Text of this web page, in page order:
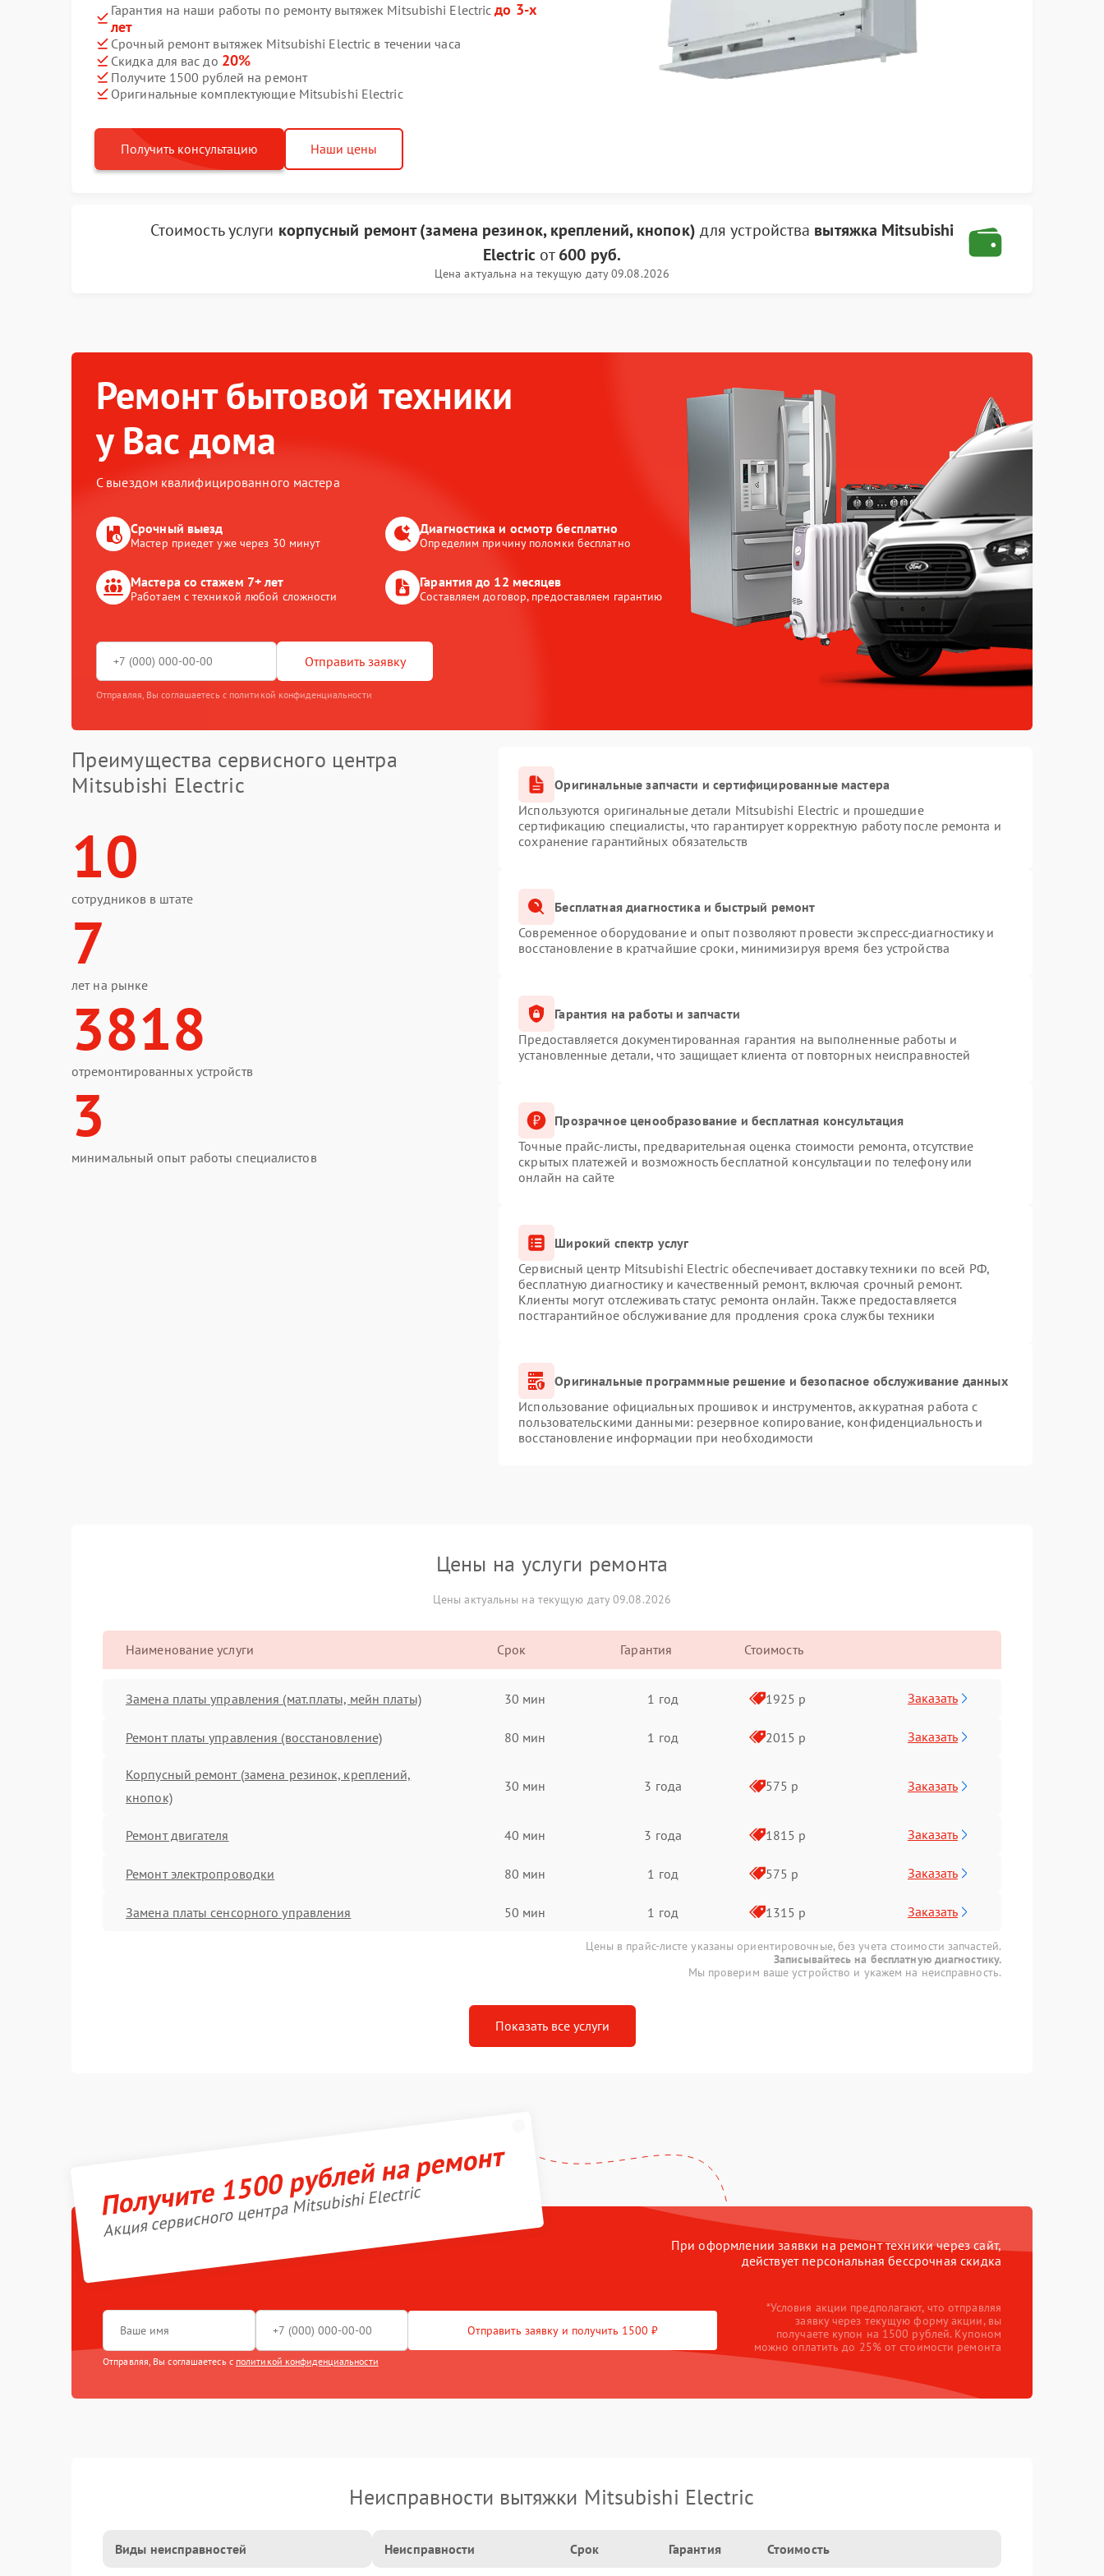
Гарантия на наши работы по ремонту вытяжек Mitsubishi Electricдо 3-х
лет
Срочный ремонт вытяжек Mitsubishi Electric в течении часа
Скидка для вас до 20%
Получите 1500 рублей на ремонт
Оригинальные комплектующие Mitsubishi Electric
Получить консультацию Наши цены
Стоимость услуги корпусный ремонт (замена резинок, креплений, кнопок) для устройства вытяжка Mitsubishi
Electric от600 руб.
Цена актуальна на текущую дату 09.08.2026
Ремонт бытовой техники
у Вас дома
С выездом квалифицированного мастера
Срочный выезд
Мастер приедет уже через 30 минут
Диагностика и осмотр бесплатно
Определим причину поломки бесплатно
Мастера со стажем 7+ лет
Работаем с техникой любой сложности
Гарантия до 12 месяцев
Составляем договор, предоставляем гарантию
Отправить заявку
Отправляя, Вы соглашаетесь с политикой конфиденциальности
Преимущества сервисного центра
Mitsubishi Electric
10
сотрудников в штате
7
лет на рынке
3818
отремонтированных устройств
3
минимальный опыт работы специалистов
Оригинальные запчасти и сертифицированные мастера
Используются оригинальные детали Mitsubishi Electric и прошедшие
сертификацию специалисты, что гарантирует корректную работу после ремонта и
сохранение гарантийных обязательств
Бесплатная диагностика и быстрый ремонт
Современное оборудование и опыт позволяют провести экспресс-диагностику и
восстановление в кратчайшие сроки, минимизируя время без устройства
Гарантия на работы и запчасти
Предоставляется документированная гарантия на выполненные работы и
установленные детали, что защищает клиента от повторных неисправностей
Прозрачное ценообразование и бесплатная консультация
Точные прайс-листы, предварительная оценка стоимости ремонта, отсутствие
скрытых платежей и возможность бесплатной консультации по телефону или
онлайн на сайте
Широкий спектр услуг
Сервисный центр Mitsubishi Electric обеспечивает доставку техники по всей РФ,
бесплатную диагностику и качественный ремонт, включая срочный ремонт.
Клиенты могут отслеживать статус ремонта онлайн. Также предоставляется
постгарантийное обслуживание для продления срока службы техники
Оригинальные программные решение и безопасное обслуживание данных
Использование официальных прошивок и инструментов, аккуратная работа с
пользовательскими данными: резервное копирование, конфиденциальность и
восстановление информации при необходимости
Цены на услуги ремонта
Цены актуальны на текущую дату 09.08.2026
Наименование услуги Срок Гарантия Стоимость
Замена платы управления (мат.платы, мейн платы) 30 мин 1 год 1925 р Заказать
Ремонт платы управления (восстановление) 80 мин 1 год 2015 р Заказать
Корпусный ремонт (замена резинок, креплений,
кнопок)
30 мин 3 года 575 р Заказать
Ремонт двигателя 40 мин 3 года 1815 р Заказать
Ремонт электропроводки 80 мин 1 год 575 р Заказать
Замена платы сенсорного управления 50 мин 1 год 1315 р Заказать
Цены в прайс-листе указаны ориентировочные, без учета стоимости запчастей.
Записывайтесь на бесплатную диагностику.
Мы проверим ваше устройство и укажем на неисправность.
Показать все услуги
Получите 1500 рублей на ремонт
Акция сервисного центра Mitsubishi Electric
При оформлении заявки на ремонт техники через сайт,
действует персональная бессрочная скидка
Отправить заявку и получить 1500 ₽
Отправляя, Вы соглашаетесь с политикой конфиденциальности
*Условия акции предполагают, что отправляя
заявку через текущую форму акции, вы
получаете купон на 1500 рублей. Купоном
можно оплатить до 25% от стоимости ремонта
Неисправности вытяжки Mitsubishi Electric
Виды неисправностей Неисправности Срок Гарантия Стоимость